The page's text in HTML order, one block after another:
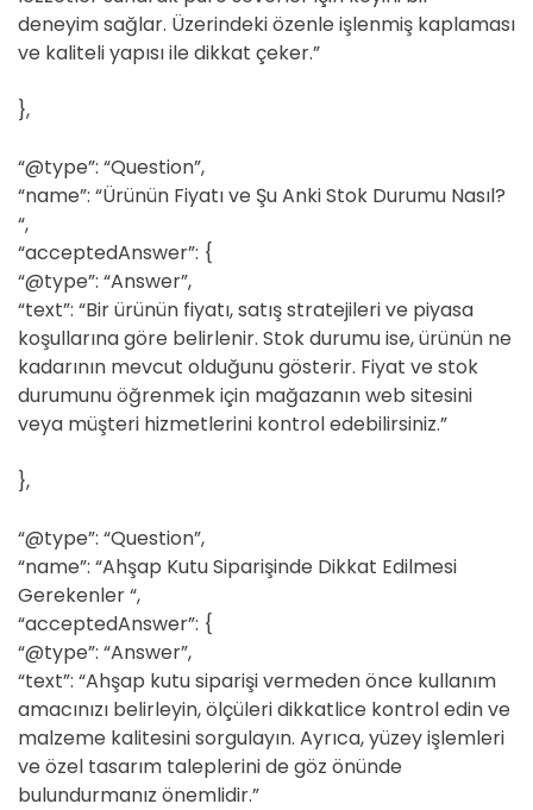
deneyim sağlar. Üzerindeki özenle işlenmiş kaplaması
ve kaliteli yapısı ile dikkat çeker.”
},
“@type”: “Question”,
“name”: “Ürünün Fiyatı ve Şu Anki Stok Durumu Nasıl?
“,
“acceptedAnswer”: {
“@type”: “Answer”,
“text”: “Bir ürünün fiyatı, satış stratejileri ve piyasa
koşullarına göre belirlenir. Stok durumu ise, ürünün ne
kadarının mevcut olduğunu gösterir. Fiyat ve stok
durumunu öğrenmek için mağazanın web sitesini
veya müşteri hizmetlerini kontrol edebilirsiniz.”
},
“@type”: “Question”,
“name”: “Ahşap Kutu Siparişinde Dikkat Edilmesi
Gerekenler “,
“acceptedAnswer”: {
“@type”: “Answer”,
“text”: “Ahşap kutu siparişi vermeden önce kullanım
amacınızı belirleyin, ölçüleri dikkatlice kontrol edin ve
malzeme kalitesini sorgulayın. Ayrıca, yüzey işlemleri
ve özel tasarım taleplerini de göz önünde
bulundurmanız önemlidir.”